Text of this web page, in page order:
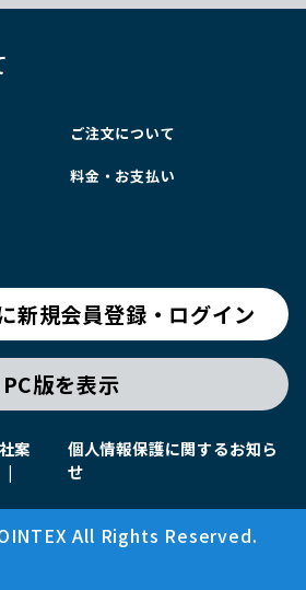
ご注文について
料金・お支払い
新規会員登録・ログイン
PC版を表示
案
個人情報保護に関するお知ら
せ
All Rights Reserved.